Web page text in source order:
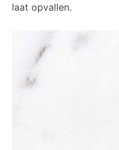
laat opvallen.